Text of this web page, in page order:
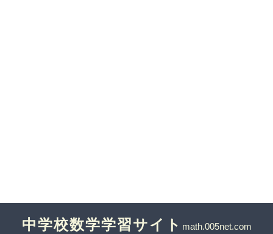
中学校数学学習サイト